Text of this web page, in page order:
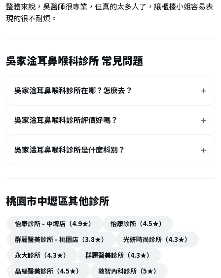
整體來說，吳醫師很專業，但真的太多人了，讓櫃檯小姐容易表
現的很不耐煩。
吳家淦耳鼻喉科診所 常見問題
吳家淦耳鼻喉科診所在哪？怎麼去？
吳家淦耳鼻喉科診所評價好嗎？
吳家淦耳鼻喉科診所是什麼科別？
桃園市中壢區其他診所
怡康診所 - 中壢店（4.9★）
怡康診所（4.5★）
群麗醫美診所 - 桃園店（3.8★）
光妍時尚診所（4.3★）
永大診所（4.3★）
群麗醫美診所（4.3★）
晶緹醫美診所（4.5★）
敦智內科診所（5★）